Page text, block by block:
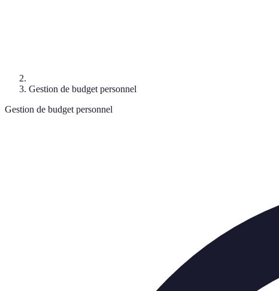
Gestion de budget personnel
Gestion de budget personnel